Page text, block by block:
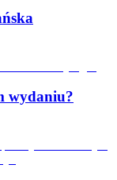
wydaniu?